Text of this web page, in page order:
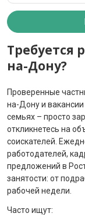
Требуется
на-Дону?
Проверенные
на-Дону и
семьях – просто
откликнетесь на
соискателей.
работодателей,
предложений в
занятости: от
рабочей недели.
Часто ищут: